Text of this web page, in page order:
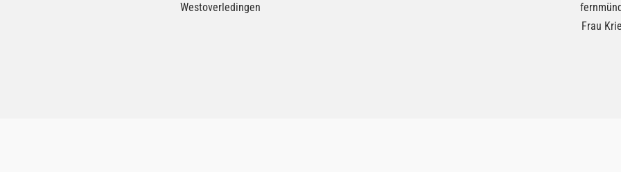
Westoverledingen
Frau